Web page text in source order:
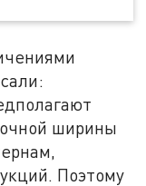
ширины
Поэтому